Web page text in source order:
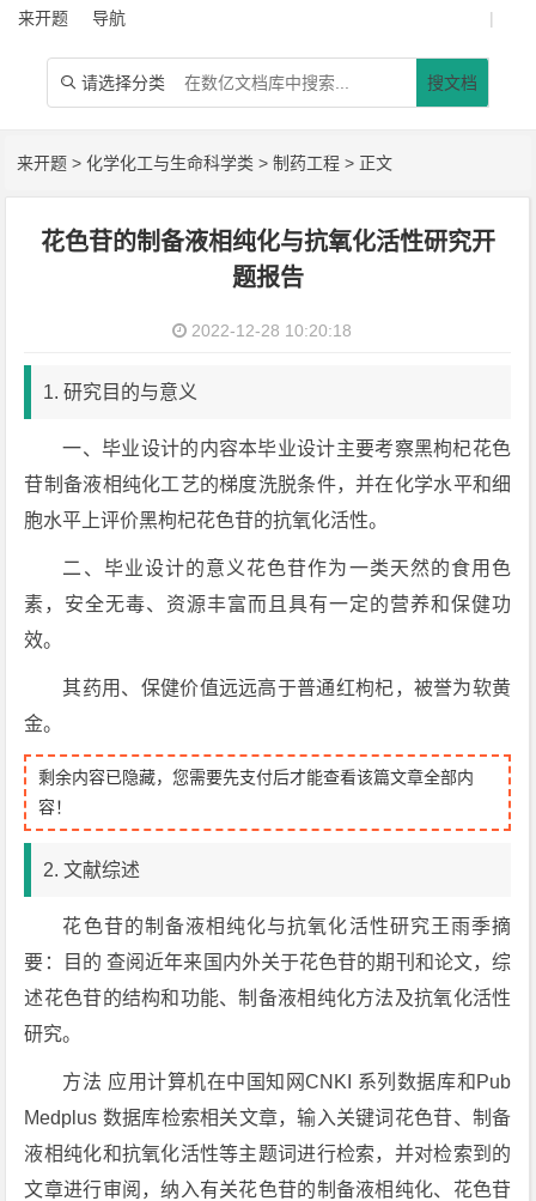
来开题 导航 |
 请选择分类 搜文档
来开题 >化学化工与生命科学类 >制药工程 > 正文
花色苷的制备液相纯化与抗氧化活性研究开
题报告
2022-12-28 10:20:18
1. 研究目的与意义
一、毕业设计的内容本毕业设计主要考察黑枸杞花色
苷制备液相纯化工艺的梯度洗脱条件，并在化学水平和细
胞水平上评价黑枸杞花色苷的抗氧化活性。
二、毕业设计的意义花色苷作为一类天然的食用色
素，安全无毒、资源丰富而且具有一定的营养和保健功
效。
其药用、保健价值远远高于普通红枸杞，被誉为软黄
金。
剩余内容已隐藏，您需要先支付后才能查看该篇文章全部内
容！
2. 文献综述
花色苷的制备液相纯化与抗氧化活性研究王雨季摘
要：目的 查阅近年来国内外关于花色苷的期刊和论文，综
述花色苷的结构和功能、制备液相纯化方法及抗氧化活性
研究。
方法 应用计算机在中国知网CNKI 系列数据库和Pub
Medplus 数据库检索相关文章，输入关键词花色苷、制备
液相纯化和抗氧化活性等主题词进行检索，并对检索到的
文章进行审阅，纳入有关花色苷的制备液相纯化、花色苷